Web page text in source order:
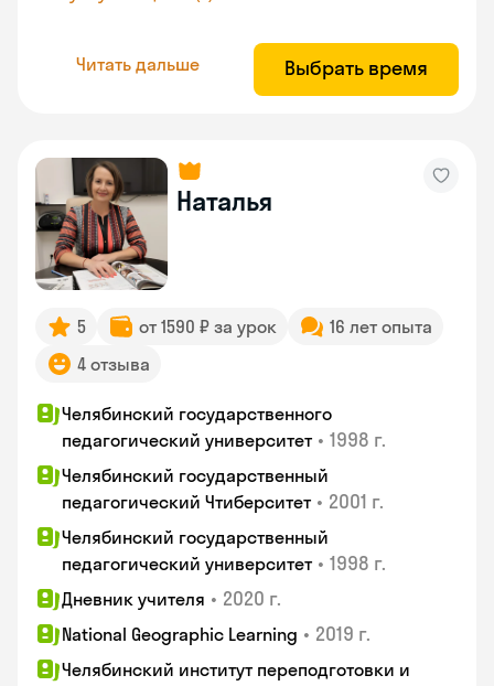
Читать дальше Выбрать время
Наталья
5 от 1590 ₽ за урок
16 лет опыта
4 отзыва
Челябинский государственного
педагогический университет • 1998 г.
Челябинский государственный
педагогический Чтиберситет • 2001 г.
Челябинский государственный
педагогический университет • 1998 г.
Дневник учителя • 2020 г.
National Geographic Learning • 2019 г.
Челябинский институт переподготовки и